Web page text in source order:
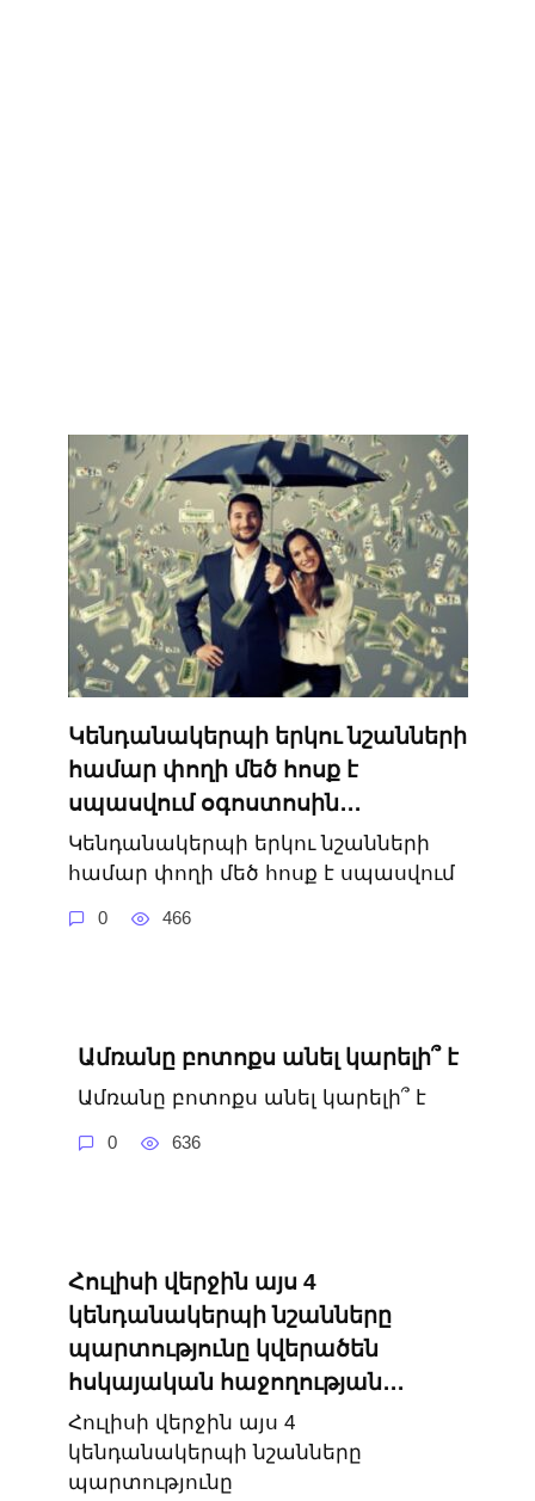
Կենդանակերպի երկու նշանների
համար փողի մեծ հոսք է
սպասվում օգոստոսին․․․
Կենդանակերպի երկու նշանների
համար փողի մեծ հոսք է սպասվում
0 466
Ամռանը բոտոքս անել կարելի՞ է
Ամռանը բոտոքս անել կարելի՞ է
0 636
Հուլիսի վերջին այս 4
կենդանակերպի նշանները
պարտությունը կվերածեն
հսկայական հաջողության․․․
Հուլիսի վերջին այս 4
կենդանակերպի նշանները
պարտությունը